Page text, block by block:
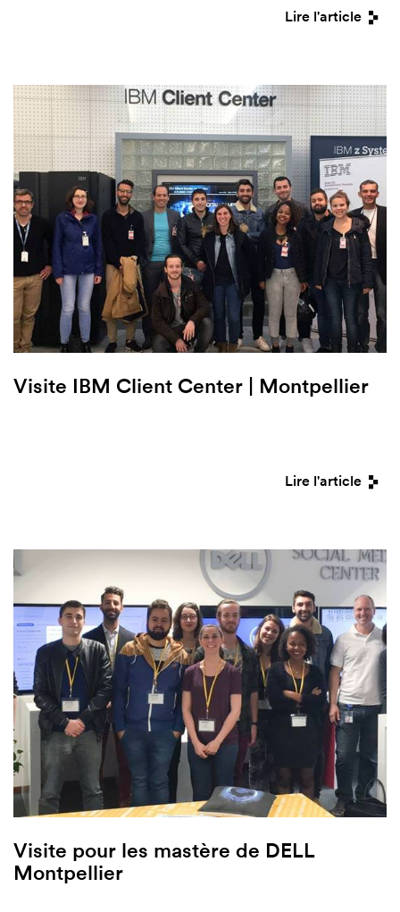
Lire l'article
Visite IBM Client Center | Montpellier
Lire l'article
Visite pour les mastère de DELL
Montpellier